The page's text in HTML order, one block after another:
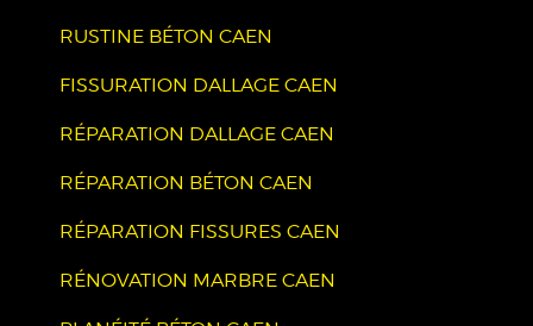
RUSTINE BÉTON CAEN
FISSURATION DALLAGE CAEN
RÉPARATION DALLAGE CAEN
RÉPARATION BÉTON CAEN
RÉPARATION FISSURES CAEN
RÉNOVATION MARBRE CAEN